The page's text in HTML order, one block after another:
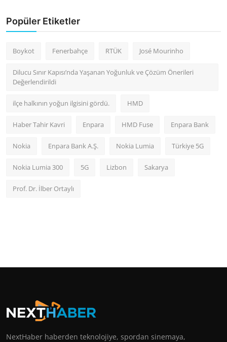
Popüler Etiketler
Boykot Fenerbahçe RTÜK José Mourinho
Dilucu Sınır Kapısı’nda Yaşanan Yoğunluk ve Çözüm Önerileri
Değerlendirildi
ilçe halkının yoğun ilgisini gördü. HMD
Haber Tahir Kavri Enpara HMD Fuse Enpara Bank
Nokia Enpara Bank A.Ş. Nokia Lumia Türkiye 5G
Nokia Lumia 300 5G Lizbon Sakarya
Prof. Dr. İlber Ortaylı
NextHaber haberden teknolojiye, spordan sinemaya,